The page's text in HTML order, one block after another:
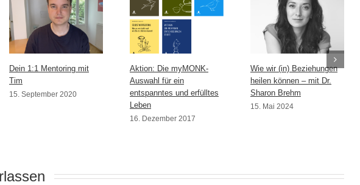
Dein 1:1 Mentoring mit
Tim
15. September 2020
Aktion: Die myMONK-
Auswahl für ein
entspanntes und erfülltes
Leben
16. Dezember 2017
Wie wir (in) Beziehungen
heilen können – mit Dr.
Sharon Brehm
15. Mai 2024